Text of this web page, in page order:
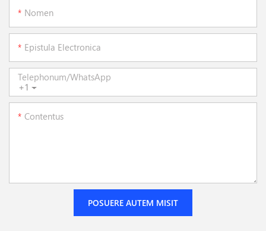
Nomen
Epistula Electronica
+1
Telephonum/WhatsApp
Contentus
POSUERE AUTEM MISIT